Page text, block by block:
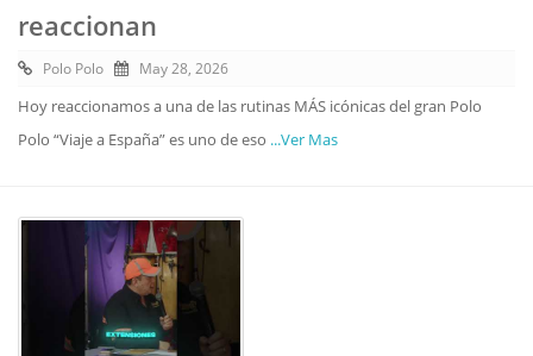
reaccionan
Polo Polo May 28, 2026
Hoy reaccionamos a una de las rutinas MÁS icónicas del gran Polo
Polo “Viaje a España” es uno de eso ...Ver Mas